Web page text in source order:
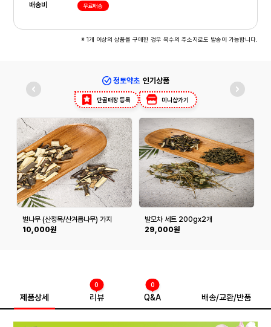
배송비
무료배송
※ 1개 이상의 상품을 구매한 경우 복수의 주소지로도 발송이 가능합니다.
정토약초 인기상품
단골매장 등록 미니샵가기
벌나무 (산청목/산겨릅나무) 가지
500g
10,000원
발모차 세트 200gx2개
29,000원
제품상세 리뷰
0
Q&A
0
배송/교환/반품